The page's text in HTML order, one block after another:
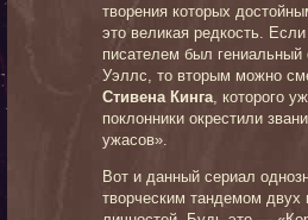
творения которых
это великая редкость.
писателем был гениальный
Уэллс, то вторым можно
Стивена Кинга, которого
поклонники окрестили
ужасов».
Вот и данный сериал
творческим тандемом двух